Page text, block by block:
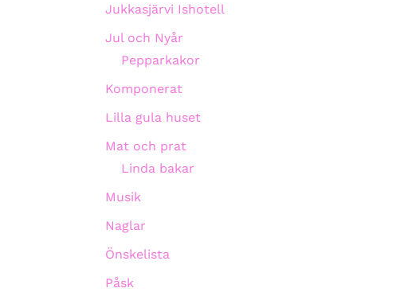
Jukkasjärvi Ishotell
Jul och Nyår
Pepparkakor
Komponerat
Lilla gula huset
Mat och prat
Linda bakar
Musik
Naglar
Önskelista
Påsk